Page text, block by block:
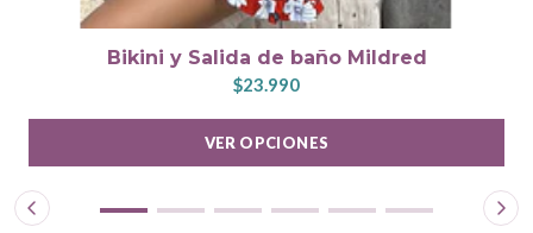
Bikini y Salida de baño Mildred
$23.990
VER OPCIONES